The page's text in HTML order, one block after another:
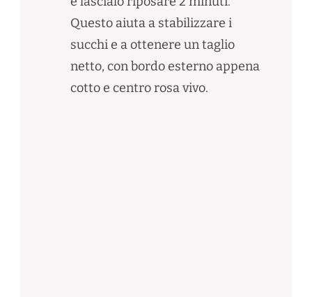
Questo aiuta a stabilizzare i
succhi e a ottenere un taglio
netto, con bordo esterno appena
cotto e centro rosa vivo.